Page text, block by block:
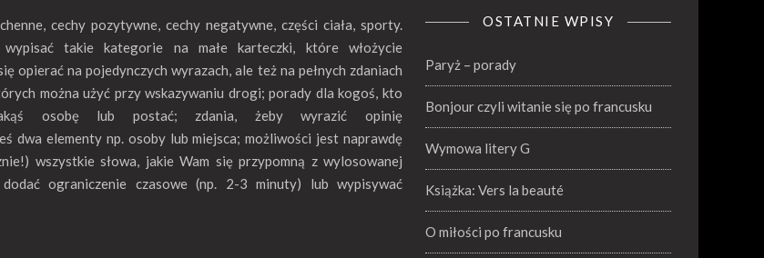
cechy pozytywne, cechy negatywne, części ciała, sporty.
takie kategorie na małe karteczki, które włożycie
opierać na pojedynczych wyrazach, ale też na pełnych zdaniach
można użyć przy wskazywaniu drogi; porady dla kogoś, kto
osobę lub postać; zdania, żeby wyrazić opinię
dwa elementy np. osoby lub miejsca; możliwości jest naprawdę
wszystkie słowa, jakie Wam się przypomną z wylosowanej
ograniczenie czasowe (np. 2-3 minuty) lub wypisywać
OSTATNIE WPISY
Paryż – porady
Bonjour czyli witanie się po francusku
Wymowa litery G
Książka: Vers la beauté
O miłości po francusku